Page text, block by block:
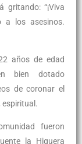
“¡Viva
a los asesinos.
años de edad
bien dotado
de coronar el
espiritual.
fueron
la Higuera